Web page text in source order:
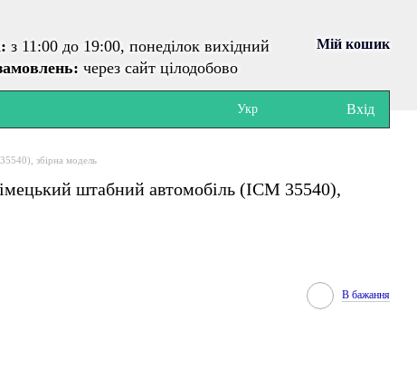
з 11:00 до 19:00, понеділок вихідний
через сайт цілодобово
Мій кошик
Укр Вхід
збірна модель
штабний автомобіль (ICM 35540),
В бажання